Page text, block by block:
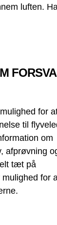
luften.
for
til
om
afprøvning
tæt på
for